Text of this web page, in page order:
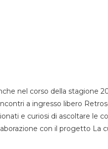
nel corso della stagione
a ingresso libero
e curiosi di ascoltare le
con il progetto La